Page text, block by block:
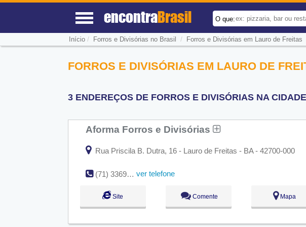
encontraBrasil O que:
Início/ Forros e Divisórias no Brasil / Forros e Divisórias em Lauro de Freitas
FORROS E DIVISÓRIAS EM LAURO DE
3 ENDEREÇOS DE FORROS E DIVISÓRIAS NA
Aforma Forros e Divisórias
Rua Priscila B. Dutra, 16 - Lauro de Freitas - BA - 42700-000
(71) 3369-1622 ver telefone
Site Comente Mapa